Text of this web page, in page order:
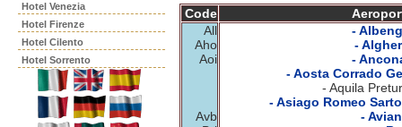
Hotel Venezia
Hotel Firenze
Hotel Cilento
Hotel Sorrento
Code
All
Aho
Aoi
Avb
-
-
-
- Aosta Corrado
- Aquila
- Asiago Romeo
-